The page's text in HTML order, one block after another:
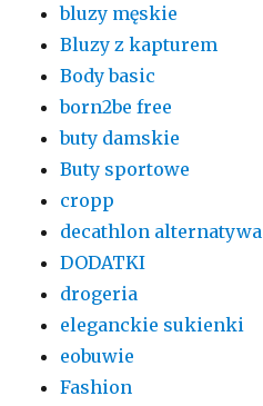
bluzy męskie
Bluzy z kapturem
Body basic
born2be free
buty damskie
Buty sportowe
cropp
decathlon alternatywa
DODATKI
drogeria
eleganckie sukienki
eobuwie
Fashion